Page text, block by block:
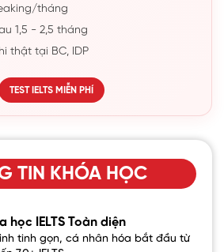
tháng
1,5 - 2,5 tháng
thật tại BC, IDP
TEST IELTS MIỄN PHÍ
TIN KHÓA HỌC
học IELTS Toàn diện
tinh gọn, cá nhân hóa bắt đầu từ